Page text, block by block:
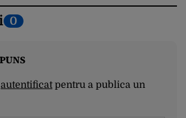
0
autentificatpentru a publica un